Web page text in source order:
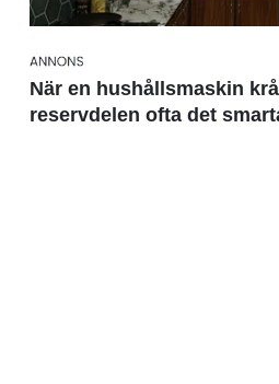
När en hushållsmaskin
reservdelen ofta det